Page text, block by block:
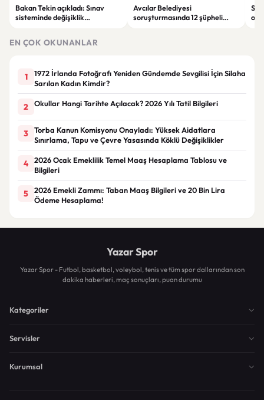
Bakan Tekin açıkladı: Sınav
sisteminde değişiklik
Avcılar Belediyesi
soruşturmasında 12 şüpheli
EN ÇOK OKUNANLAR
1
1972 İrlanda Fotoğrafı Yeniden Gündemde Sevgilisi İçin Silaha
Sarılan Kadın Kimdir?
2 Okullar Hangi Tarihte Açılacak? 2026 Yılı Tatil Bilgileri
3
Torba Kanun Komisyonu Onayladı: Yüksek Aidatlara
Sınırlama, Tapu ve Çevre Yasasında Köklü Değişiklikler
4
2026 Ocak Emeklilik Temel Maaş Hesaplama Tablosu ve
Bilgileri
5
2026 Emekli Zammı: Taban Maaş Bilgileri ve 20 Bin Lira
Ödeme Hesaplama!
Yazar Spor
Yazar Spor - Futbol, basketbol, voleybol, tenis ve tüm spor dallarından son
dakika haberleri, maç sonuçları, puan durumu
Kategoriler
Servisler
Kurumsal